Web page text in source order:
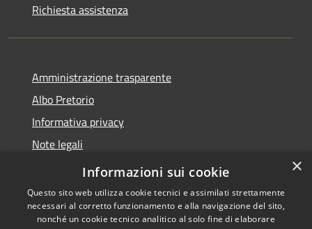
Richiesta assistenza
Amministrazione trasparente
Albo Pretorio
Informativa privacy
Note legali
Dichiarazione di accessibilità
×
Informazioni sui cookie
Questo sito web utilizza cookie tecnici e assimilati strettamente
necessari al corretto funzionamento e alla navigazione del sito,
nonché un cookie tecnico analitico al solo fine di elaborare